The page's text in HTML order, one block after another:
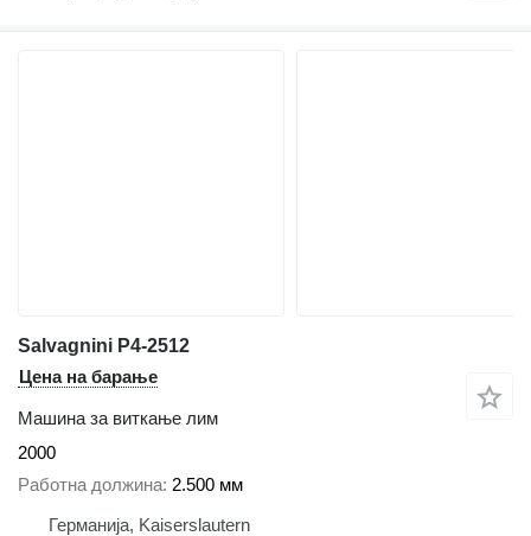
Salvagnini P4-2512
Цена на барање
Машина за виткање лим
2000
Работна должина 2.500 мм
Германија, Kaiserslautern